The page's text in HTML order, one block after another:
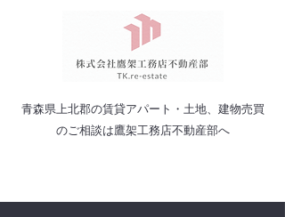
​青森県上北郡の賃貸アパート・土地、建物売買
のご相談は鷹架工務店不動産部へ